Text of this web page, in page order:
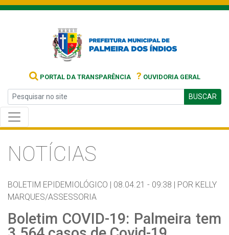
PORTAL DA TRANSPARÊNCIA ? OUVIDORIA GERAL
BUSCAR
NOTÍCIAS
BOLETIM EPIDEMIOLÓGICO | 08.04.21 - 09:38 | POR KELLY
MARQUES/ASSESSORIA
Boletim COVID-19: Palmeira tem